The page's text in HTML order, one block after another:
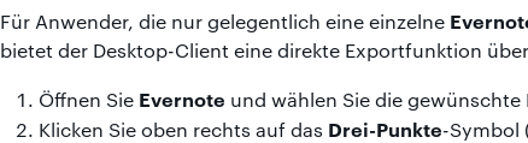
Für Anwender, die nur gelegentlich eine einzelne
bietet der Desktop-Client eine direkte Exportfunktion
Öffnen Sie Evernote und wählen Sie die gewünschte
Klicken Sie oben rechts auf das Drei-Punkte-Symbol